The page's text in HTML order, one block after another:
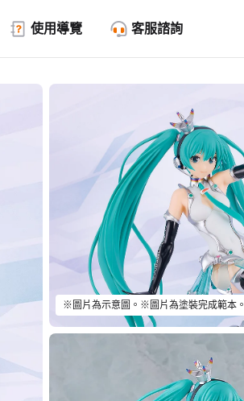
使用導覽 客服諮詢
※圖片為示意圖。※圖片為塗裝完成範本。